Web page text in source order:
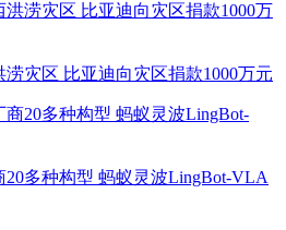
灾区 比亚迪向灾区捐款1000万元
20多种构型 蚂蚁灵波LingBot-VLA